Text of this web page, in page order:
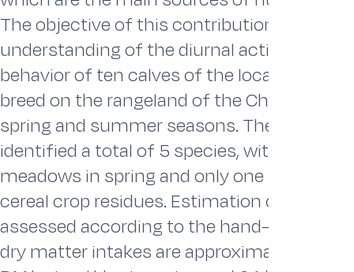
The objective of this contribution is to
understanding of the diurnal activities and
behavior of ten calves of the local 'Brune
breed on the rangeland of the Cheffia
spring and summer seasons. The
identified a total of 5 species, with four on
meadows in spring and only one species
cereal crop residues. Estimation of grazing
assessed according to the hand-plucking
dry matter intakes are approximately 1.9 kg